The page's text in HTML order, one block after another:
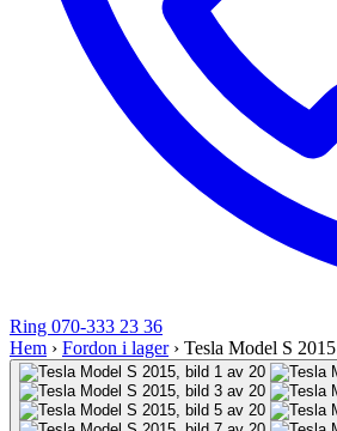
Ring 070-333 23 36
Hem › Fordon i lager › Tesla Model S 2015